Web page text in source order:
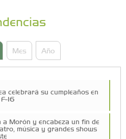
Mes Año
celebrará su cumpleaños en
16
a Morón y encabeza un fin de
música y grandes shows